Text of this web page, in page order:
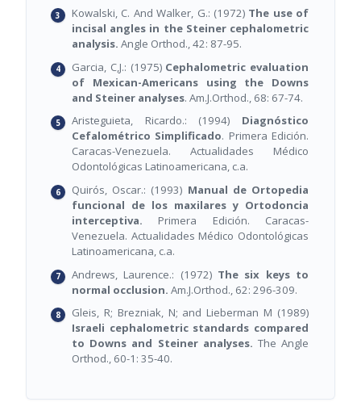
Kowalski, C. And Walker, G.: (1972) The use of
incisal angles in the Steiner cephalometric
analysis. Angle Orthod., 42: 87-95.
Garcia, C,J.: (1975) Cephalometric evaluation
of Mexican-Americans using the Downs
and Steiner analyses. Am.J.Orthod., 68: 67-74.
Aristeguieta, Ricardo.: (1994) Diagnóstico
Cefalométrico Simplificado. Primera Edición.
Caracas-Venezuela. Actualidades Médico
Odontológicas Latinoamericana, c.a.
Quirós, Oscar.: (1993) Manual de Ortopedia
funcional de los maxilares y Ortodoncia
interceptiva. Primera Edición. Caracas-
Venezuela. Actualidades Médico Odontológicas
Latinoamericana, c.a.
Andrews, Laurence.: (1972) The six keys to
normal occlusion. Am.J.Orthod., 62: 296-309.
Gleis, R; Brezniak, N; and Lieberman M (1989)
Israeli cephalometric standards compared
to Downs and Steiner analyses. The Angle
Orthod., 60-1: 35-40.